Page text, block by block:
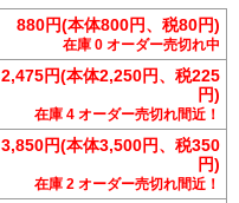
880円(本体800円、税80円)
在庫 0 オーダー売切れ中
2,475円(本体2,250円、税225
円)
在庫 4 オーダー売切れ間近！
3,850円(本体3,500円、税350
円)
在庫 2 オーダー売切れ間近！